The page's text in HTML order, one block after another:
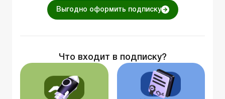
Выгодно оформить подписку
Что входит в подписку?